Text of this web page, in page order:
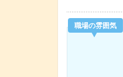
職場の雰囲気